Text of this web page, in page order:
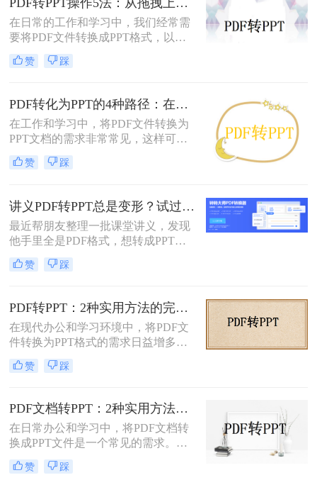
PDF转PPT操作5法：从拖拽上传到批量转换的完整步骤！
在日常的工作和学习中，我们经常需
要将PDF文件转换成PPT格式，以便
进行编辑、展示和分享。那么PDF怎
么转换成PPT呢？本文将介绍五种将
赞 踩
PDF转化为PPT的4种路径：在线、客户端、插件和手动各有什么区别！
在工作和学习中，将PDF文件转换为
PPT文档的需求非常常见，这样可以
方便地进行演示和分享。那么pdf如何
转化为ppt呢？本文将介绍四种常见的
求选择最合适的方式。
赞 踩
讲义PDF转PPT总是变形？试过这几个办法真管用！
最近帮朋友整理一批课堂讲义，发现
他手里全是PDF格式，想转成PPT讲
课用，结果试了好几个工具，不是字
体乱码就是排版错位，气得他差点把
转ppt”这个问题，说到底要看你的
PDF是纯文字扫描件、带复杂表格的
课件，还是带大量图片的教案——不
同情况方法完全不同。下面我按实际
使用场景，把试过好用的几个方法整
理出来，不吹不黑，优缺点都说明
赞 踩
PDF转PPT：2种实用方法的完整操作流程和格式保留对比！
在现代办公和学习环境中，将PDF文
件转换为PPT格式的需求日益增多。
无论是为了更方便地编辑内容，还是
为了在演示文稿中更好地展示信息，
能。那么如何把PDF转换成PPT呢？
本文将介绍两种高效的PDF转PPT方
法，帮助您根据自己的需求选择最合
适的方式。
赞 踩
PDF文档转PPT：2种实用方法的关键参数和输出对比！
在日常办公和学习中，将PDF文档转
换成PPT文件是一个常见的需求。
PDF文件因其跨平台性和格式稳定性
而广受欢迎，但在某些情况下，我们
赞 踩